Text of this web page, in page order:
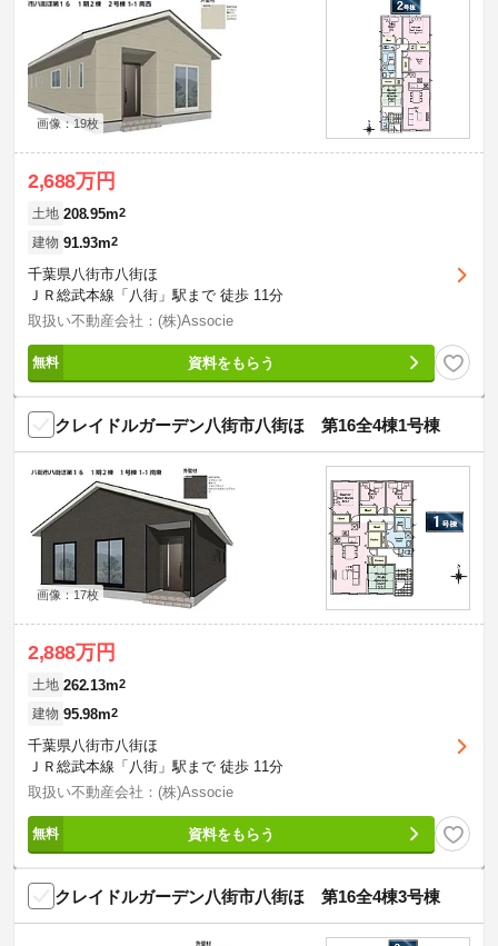
画像：19枚
2,688万円
土地 208.95m2
建物 91.93m2
千葉県八街市八街ほ
ＪＲ総武本線「八街」駅まで 徒歩 11分
取扱い不動産会社：(株)Associe
資料をもらう
クレイドルガーデン八街市八街ほ 第16全4棟1号棟
画像：17枚
2,888万円
土地 262.13m2
建物 95.98m2
千葉県八街市八街ほ
ＪＲ総武本線「八街」駅まで 徒歩 11分
取扱い不動産会社：(株)Associe
資料をもらう
クレイドルガーデン八街市八街ほ 第16全4棟3号棟